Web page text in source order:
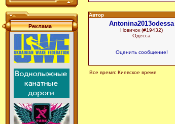
Реклама
Автор
Antonina2013odessa
Новичок (#19432)
Одесса
Оценить сообщение!
Все время: Киевское время